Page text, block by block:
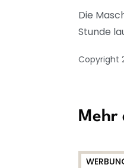
Die
Stunde
Copyright
Mehr